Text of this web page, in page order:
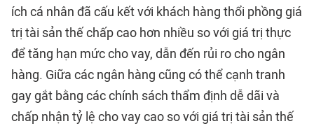
ích cá nhân đã cấu kết với khách hàng thổi phồng giá
trị tài sản thế chấp cao hơn nhiều so với giá trị thực
để tăng hạn mức cho vay, dẫn đến rủi ro cho ngân
hàng. Giữa các ngân hàng cũng có thể cạnh tranh
gay gắt bằng các chính sách thẩm định dễ dãi và
chấp nhận tỷ lệ cho vay cao so với giá trị tài sản thế